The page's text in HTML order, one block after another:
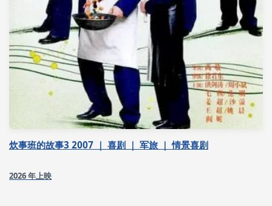
炊事班的故事3 2007 ｜ 喜剧 ｜ 军旅 ｜ 情景喜剧
2026 年上映